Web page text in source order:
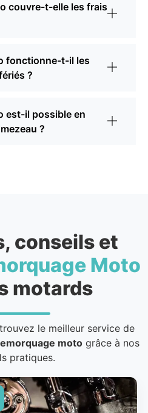
couvre-t-elle les frais
fonctionne-t-il les
?
est-il possible en
?
conseils et
Moto
motards
le meilleur service de
motogrâce à nos
pratiques.